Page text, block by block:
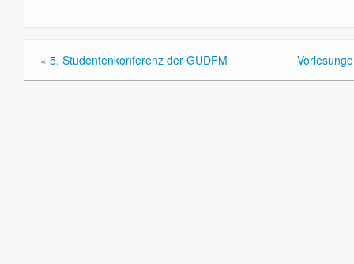
« 5. Studentenkonferenz der GUDFM